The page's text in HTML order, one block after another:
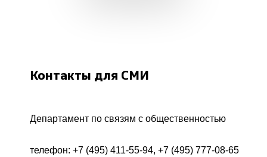
Контакты для СМИ
Департамент по связям с общественностью
телефон: +7 (495) 411-55-94, +7 (495) 777-08-65